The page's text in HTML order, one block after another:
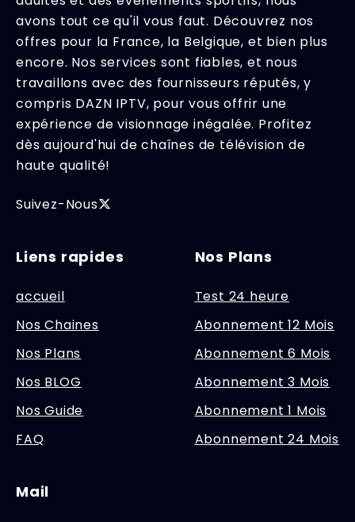
avons tout ce qu'il vous faut. Découvrez nos
offres pour la France, la Belgique, et bien plus
encore. Nos services sont fiables, et nous
travaillons avec des fournisseurs réputés, y
compris DAZN IPTV, pour vous offrir une
expérience de visionnage inégalée. Profitez
dès aujourd'hui de chaînes de télévision de
haute qualité!
Suivez-Nous
Liens rapides
accueil
Nos Chaines
Nos Plans
Nos BLOG
Nos Guide
FAQ
Nos Plans
Test 24 heure
Abonnement 12 Mois
Abonnement 6 Mois
Abonnement 3 Mois
Abonnement 1 Mois
Abonnement 24 Mois
Mail